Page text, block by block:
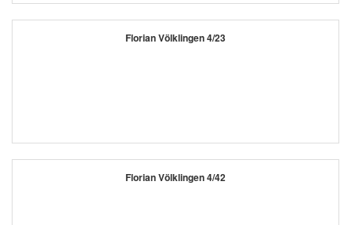
Florian Völklingen 4/23
Florian Völklingen 4/42